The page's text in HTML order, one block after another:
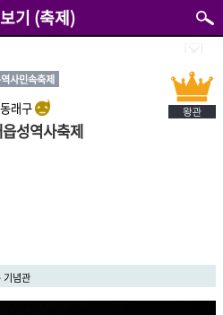
기 (축제)
사민속축제
래구
성역사축제
기념관